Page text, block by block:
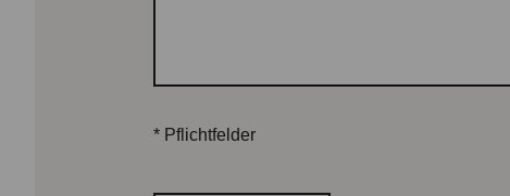
* Pflichtfelder